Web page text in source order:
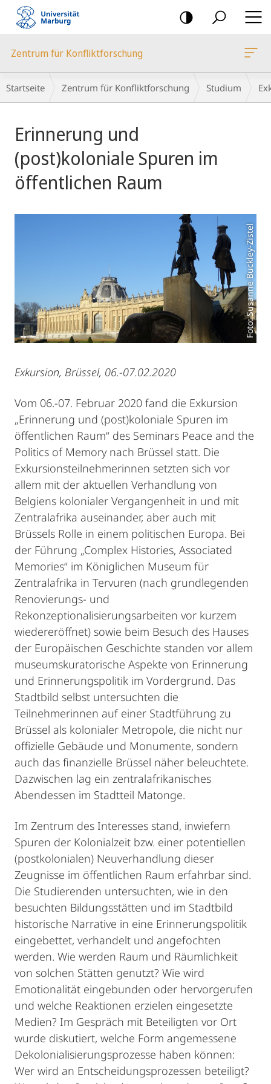
Mobile-
Navigation
Zentrum für Konfliktforschung
Breadcrumb-
Navigation
Startseite Zentrum für Konfliktforschung Studium
Erinnerung und
(post)koloniale Spuren im
öffentlichen Raum
Foto: Susanne Buckley-Zistel
Exkursion, Brüssel, 06.-07.02.2020
Vom 06.-07. Februar 2020 fand die Exkursion
„Erinnerung und (post)koloniale Spuren im
öffentlichen Raum“ des Seminars Peace and the
Politics of Memory nach Brüssel statt. Die
Exkursionsteilnehmerinnen setzten sich vor
allem mit der aktuellen Verhandlung von
Belgiens kolonialer Vergangenheit in und mit
Zentralafrika auseinander, aber auch mit
Brüssels Rolle in einem politischen Europa. Bei
der Führung „Complex Histories, Associated
Memories“ im Königlichen Museum für
Zentralafrika in Tervuren (nach grundlegenden
Renovierungs- und
Rekonzeptionalisierungsarbeiten vor kurzem
wiedereröffnet) sowie beim Besuch des Hauses
der Europäischen Geschichte standen vor allem
museumskuratorische Aspekte von Erinnerung
und Erinnerungspolitik im Vordergrund. Das
Stadtbild selbst untersuchten die
Teilnehmerinnen auf einer Stadtführung zu
Brüssel als kolonialer Metropole, die nicht nur
offizielle Gebäude und Monumente, sondern
auch das finanzielle Brüssel näher beleuchtete.
Dazwischen lag ein zentralafrikanisches
Abendessen im Stadtteil Matonge.
Im Zentrum des Interesses stand, inwiefern
Spuren der Kolonialzeit bzw. einer potentiellen
(postkolonialen) Neuverhandlung dieser
Zeugnisse im öffentlichen Raum erfahrbar sind.
Die Studierenden untersuchten, wie in den
besuchten Bildungsstätten und im Stadtbild
historische Narrative in eine Erinnerungspolitik
eingebettet, verhandelt und angefochten
werden. Wie werden Raum und Räumlichkeit
von solchen Stätten genutzt? Wie wird
Emotionalität eingebunden oder hervorgerufen
und welche Reaktionen erzielen eingesetzte
Medien? Im Gespräch mit Beteiligten vor Ort
wurde diskutiert, welche Form angemessene
Dekolonialisierungsprozesse haben können:
Wer wird an Entscheidungsprozessen beteiligt?